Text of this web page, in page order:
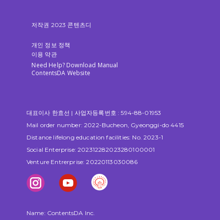
저작권 2023 콘텐츠디
개인 정보 정책
이용 약관
Need Help? Download Manual
ContentsDA Website
대표이사 한효선 | 사업자등록번호 : 594-88-01953
Mail order number: ​2022​-Bucheon, Gyeonggi-do 4415
Distance lifelong education facilities: No. 2023-1
Social Enterprise: 202312282023280100001
Venture Entrerprise: 20220113030086
Name: ContentsDA Inc.